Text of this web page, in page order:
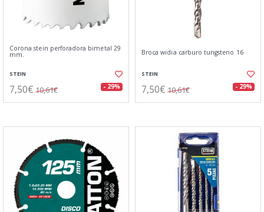
Corona stein perforadora bimetal 29
mm.
STEIN
7,50€ 10,61€ - 29%
Broca widia carburo tungsteno 16
STEIN
7,50€ 10,61€ - 29%